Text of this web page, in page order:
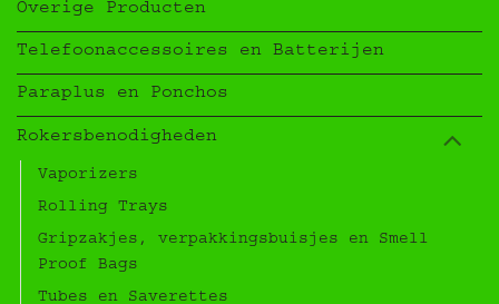
Overige Producten
Telefoonaccessoires en Batterijen
Paraplus en Ponchos
Rokersbenodigheden
Vaporizers
Rolling Trays
Gripzakjes, verpakkingsbuisjes en Smell
Proof Bags
Tubes en Saverettes